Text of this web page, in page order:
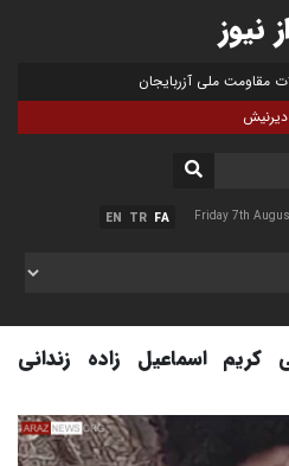
نیوز
مقاومت ملی آزربایجان
دیرنیش
FA
TR
EN Friday 7th
اسماعیل زاده زندانی